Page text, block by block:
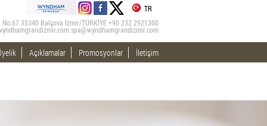
TR
No:67 35340 Balçova İzmir/TÜRKİYE +90 232 2921300
spa@wyndhamgrandizmir.com
Açıklamalar Promosyonlar İletişim